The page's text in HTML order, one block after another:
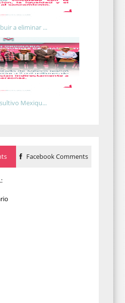
a eliminar ...
Mexiqu...
Facebook Comments